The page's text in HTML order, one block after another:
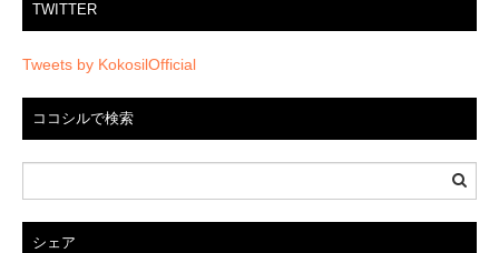
TWITTER
Tweets by KokosilOfficial
ココシルで検索
シェア